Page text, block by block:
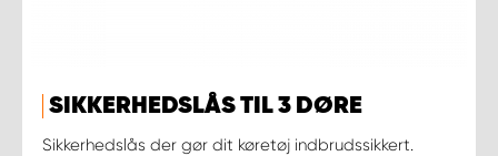
SIKKERHEDSLÅS TIL 3 DØRE
Sikkerhedslås der gør dit køretøj indbrudssikkert.